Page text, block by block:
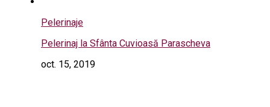
Pelerinaje
Pelerinaj la Sfânta Cuvioasă Parascheva
oct. 15, 2019